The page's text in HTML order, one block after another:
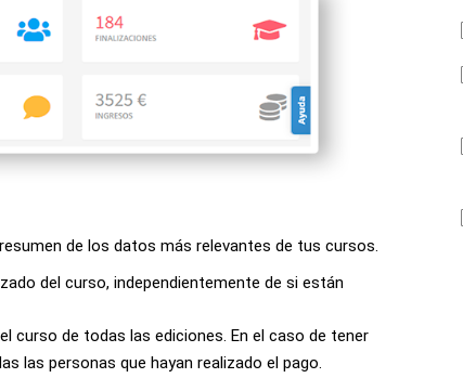
de los datos más relevantes de tus cursos.
del curso, independientemente de si están
curso de todas las ediciones. En el caso de tener
las personas que hayan realizado el pago.